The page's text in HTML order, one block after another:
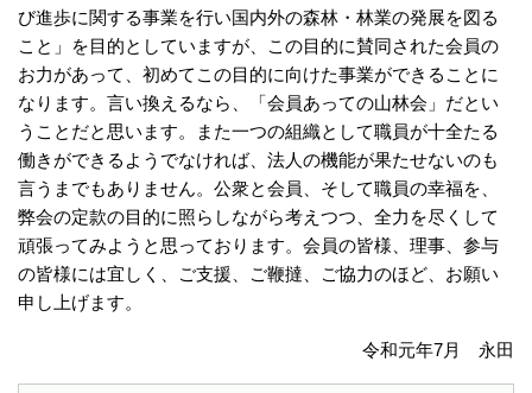
び進歩に関する事業を行い国内外の森林・林業の発展を図る
こと」を目的としていますが、この目的に賛同された会員の
お力があって、初めてこの目的に向けた事業ができることに
なります。言い換えるなら、「会員あっての山林会」だとい
うことだと思います。また一つの組織として職員が十全たる
働きができるようでなければ、法人の機能が果たせないのも
言うまでもありません。公衆と会員、そして職員の幸福を、
弊会の定款の目的に照らしながら考えつつ、全力を尽くして
頑張ってみようと思っております。会員の皆様、理事、参与
の皆様には宜しく、ご支援、ご鞭撻、ご協力のほど、お願い
申し上げます。
令和元年7月 永田